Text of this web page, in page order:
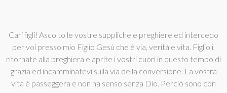
Cari figli! Ascolto le vostre suppliche e preghiere ed intercedo
per voi presso mio Figlio Gesù che è via, verità e vita. Figlioli,
ritornate alla preghiera e aprite i vostri cuori in questo tempo di
grazia ed incamminatevi sulla via della conversione. La vostra
vita è passeggera e non ha senso senza Dio. Perciò sono con